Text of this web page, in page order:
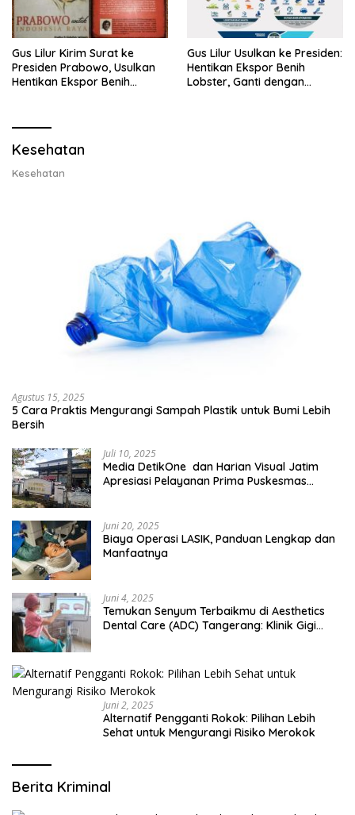
Gus Lilur Kirim Surat ke
Presiden Prabowo, Usulkan
Hentikan Ekspor Benih
Gus Lilur Usulkan ke Presiden:
Hentikan Ekspor Benih
Lobster, Ganti dengan
Kesehatan
Kesehatan
Agustus 15, 2025
5 Cara Praktis Mengurangi Sampah Plastik untuk Bumi Lebih
Bersih
Juli 10, 2025
Media DetikOne dan Harian Visual Jatim
Apresiasi Pelayanan Prima Puskesmas
Juni 20, 2025
Biaya Operasi LASIK, Panduan Lengkap dan
Manfaatnya
Juni 4, 2025
Temukan Senyum Terbaikmu di Aesthetics
Dental Care (ADC) Tangerang: Klinik Gigi
Juni 2, 2025
Alternatif Pengganti Rokok: Pilihan Lebih
Sehat untuk Mengurangi Risiko Merokok
Berita Kriminal